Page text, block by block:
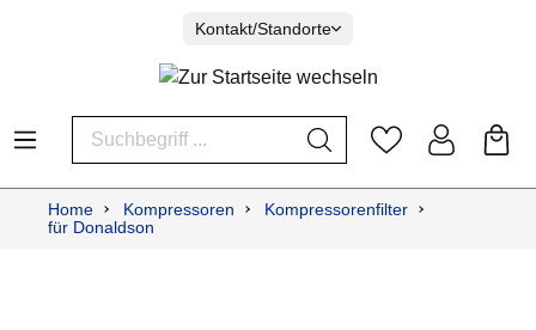
Kontakt/Standorte
Home Kompressoren
Kompressorenfilter
für Donaldson